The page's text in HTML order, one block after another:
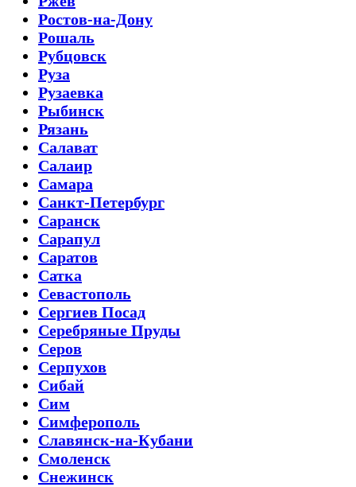
Ростов-на-Дону
Рошаль
Рубцовск
Руза
Рузаевка
Рыбинск
Рязань
Салават
Салаир
Самара
Санкт-Петербург
Саранск
Сарапул
Саратов
Сатка
Севастополь
Сергиев Посад
Серебряные Пруды
Серов
Серпухов
Сибай
Сим
Симферополь
Славянск-на-Кубани
Смоленск
Снежинск